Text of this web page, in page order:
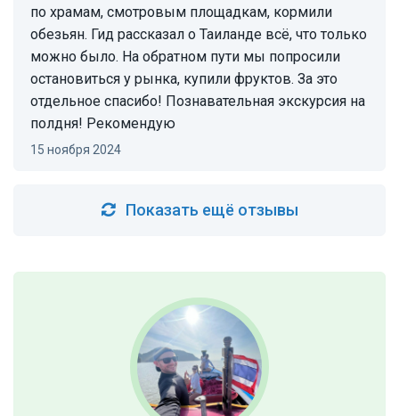
по храмам, смотровым площадкам, кормили
обезьян. Гид рассказал о Таиланде всё, что только
можно было. На обратном пути мы попросили
остановиться у рынка, купили фруктов. За это
отдельное спасибо! Познавательная экскурсия на
полдня! Рекомендую
15 ноября 2024
Показать ещё отзывы